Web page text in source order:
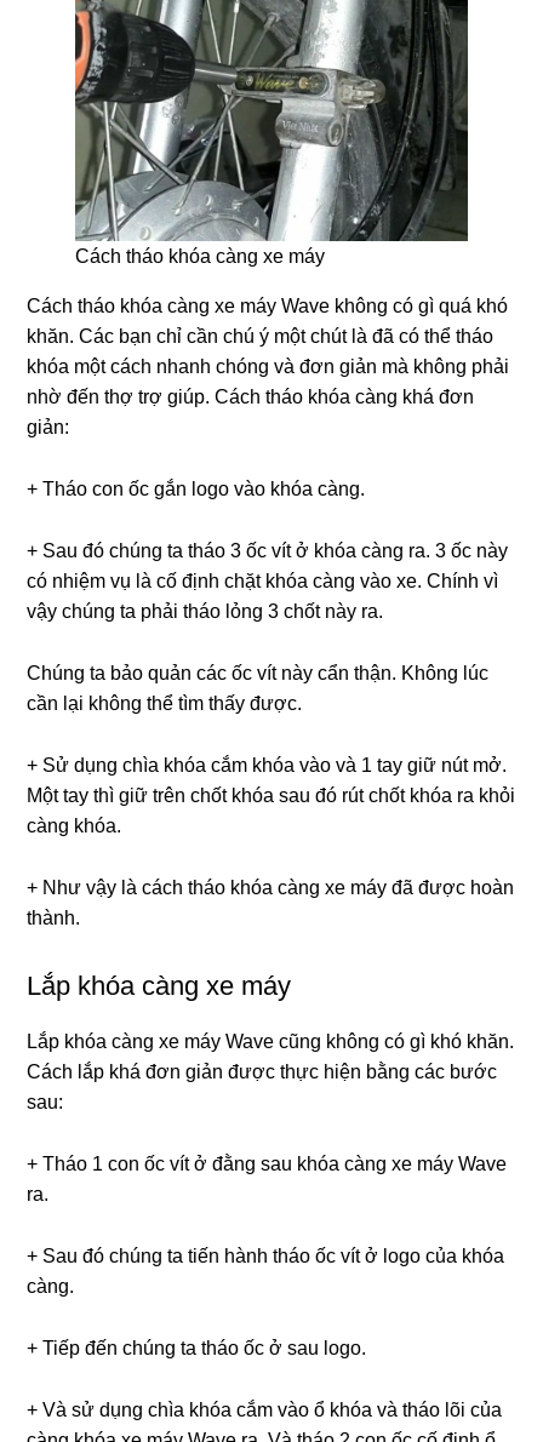
Cách tháo khóa càng xe máy
Cách tháo khóa càng xe máy Wave không có gì quá khó
khăn. Các bạn chỉ cần chú ý một chút là đã có thể tháo
khóa một cách nhanh chóng và đơn giản mà không phải
nhờ đến thợ trợ giúp. Cách tháo khóa càng khá đơn
giản:
+ Tháo con ốc gắn logo vào khóa càng.
+ Sau đó chúng ta tháo 3 ốc vít ở khóa càng ra. 3 ốc này
có nhiệm vụ là cố định chặt khóa càng vào xe. Chính vì
vậy chúng ta phải tháo lỏng 3 chốt này ra.
Chúng ta bảo quản các ốc vít này cẩn thận. Không lúc
cần lại không thể tìm thấy được.
+ Sử dụng chìa khóa cắm khóa vào và 1 tay giữ nút mở.
Một tay thì giữ trên chốt khóa sau đó rút chốt khóa ra khỏi
càng khóa.
+ Như vậy là cách tháo khóa càng xe máy đã được hoàn
thành.
Lắp khóa càng xe máy
Lắp khóa càng xe máy Wave cũng không có gì khó khăn.
Cách lắp khá đơn giản được thực hiện bằng các bước
sau:
+ Tháo 1 con ốc vít ở đằng sau khóa càng xe máy Wave
ra.
+ Sau đó chúng ta tiến hành tháo ốc vít ở logo của khóa
càng.
+ Tiếp đến chúng ta tháo ốc ở sau logo.
+ Và sử dụng chìa khóa cắm vào ổ khóa và tháo lõi của